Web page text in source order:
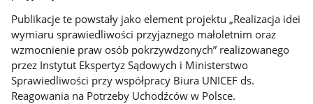
Publikacje te powstały jako element projektu „Realizacja idei
wymiaru sprawiedliwości przyjaznego małoletnim oraz
wzmocnienie praw osób pokrzywdzonych” realizowanego
przez Instytut Ekspertyz Sądowych i Ministerstwo
Sprawiedliwości przy współpracy Biura UNICEF ds.
Reagowania na Potrzeby Uchodźców w Polsce.